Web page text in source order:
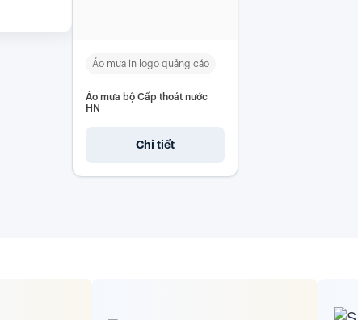
Áo mưa in logo quảng cáo
Áo mưa bộ Cấp thoát nước
HN
Chi tiết